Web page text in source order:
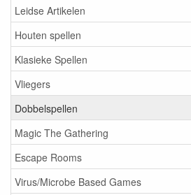
Leidse Artikelen
Houten spellen
Klasieke Spellen
Vliegers
Dobbelspellen
Magic The Gathering
Escape Rooms
Virus/Microbe Based Games